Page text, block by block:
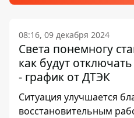
08:16, 09 декабря 2024
Света понемногу
как будут
- график от ДТЭК
Ситуация улучшается
восстановительным